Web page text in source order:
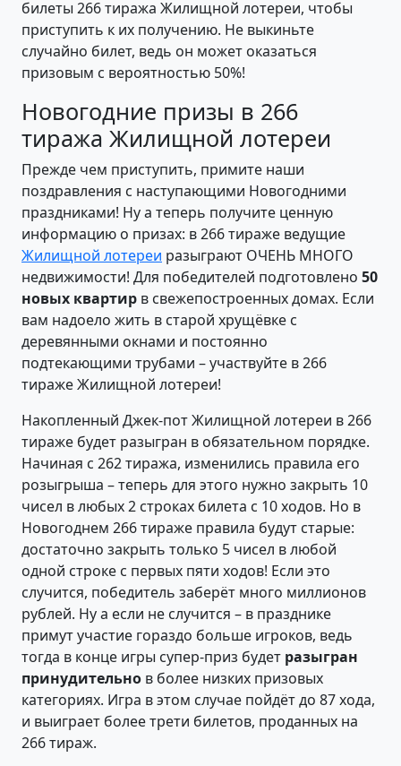
билеты 266 тиража Жилищной лотереи, чтобы
приступить к их получению. Не выкиньте
случайно билет, ведь он может оказаться
призовым с вероятностью 50%!
Новогодние призы в 266
тиража Жилищной лотереи
Прежде чем приступить, примите наши
поздравления с наступающими Новогодними
праздниками! Ну а теперь получите ценную
информацию о призах: в 266 тираже ведущие
Жилищной лотереи разыграют ОЧЕНЬ МНОГО
недвижимости! Для победителей подготовлено 50
новых квартир в свежепостроенных домах. Если
вам надоело жить в старой хрущёвке с
деревянными окнами и постоянно
подтекающими трубами – участвуйте в 266
тираже Жилищной лотереи!
Накопленный Джек-пот Жилищной лотереи в 266
тираже будет разыгран в обязательном порядке.
Начиная с 262 тиража, изменились правила его
розыгрыша – теперь для этого нужно закрыть 10
чисел в любых 2 строках билета с 10 ходов. Но в
Новогоднем 266 тираже правила будут старые:
достаточно закрыть только 5 чисел в любой
одной строке с первых пяти ходов! Если это
случится, победитель заберёт много миллионов
рублей. Ну а если не случится – в празднике
примут участие гораздо больше игроков, ведь
тогда в конце игры супер-приз будет разыгран
принудительно в более низких призовых
категориях. Игра в этом случае пойдёт до 87 хода,
и выиграет более трети билетов, проданных на
266 тираж.